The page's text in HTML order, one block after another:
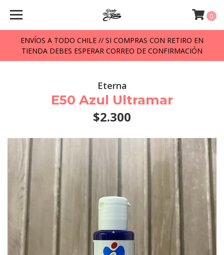
ENVÍOS A TODO CHILE // SI COMPRAS CON RETIRO EN
TIENDA DEBES ESPERAR CORREO DE CONFIRMACIÓN
0
Eterna
E50 Azul Ultramar
$2.300